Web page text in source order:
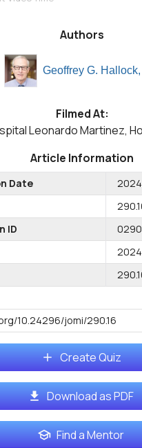
Authors
Geoffrey G.
Filmed At:
Leonardo Martinez,
Article Information
Date
ID
2024
10.24296/jomi/290.16
Create Quiz
Download as PDF
Find a Mentor